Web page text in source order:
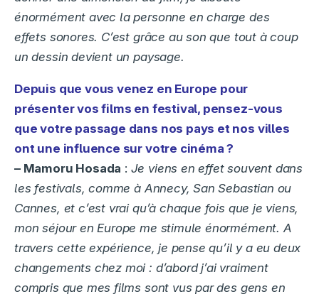
énormément avec la personne en charge des
effets sonores. C’est grâce au son que tout à coup
un dessin devient un paysage.
Depuis que vous venez en Europe pour
présenter vos films en festival, pensez-vous
que votre passage dans nos pays et nos villes
ont une influence sur votre cinéma ?
– Mamoru Hosada : Je viens en effet souvent dans
les festivals, comme à Annecy, San Sebastian ou
Cannes, et c’est vrai qu’à chaque fois que je viens,
mon séjour en Europe me stimule énormément. A
travers cette expérience, je pense qu’il y a eu deux
changements chez moi : d’abord j’ai vraiment
compris que mes films sont vus par des gens en